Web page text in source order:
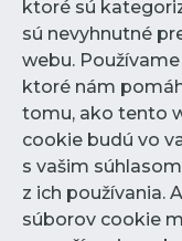
ktoré sú
sú nevyhnutné
webu.
ktoré nám
tomu, ako tento
cookie budú vo
s vašim
z ich používania.
súborov cookie